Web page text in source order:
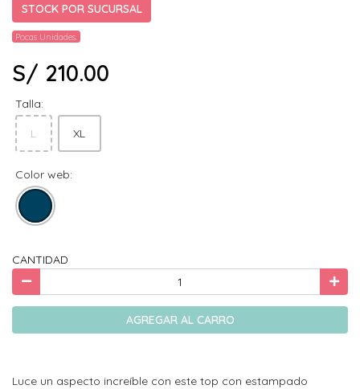
STOCK POR SUCURSAL
Pocas Unidades.
S/ 210.00
Talla:
L XL
Color web:
CANTIDAD
AGREGAR AL CARRO
Luce un aspecto increíble con este top con estampado